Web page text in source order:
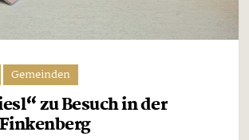
Gemeinden
zu Besuch in der